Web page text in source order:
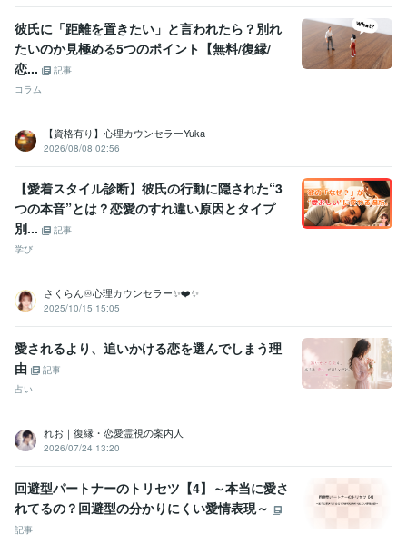
彼氏に「距離を置きたい」と言われたら？別れ
たいのか見極める5つのポイント【無料/復縁/
恋...
記事
コラム
【資格有り】心理カウンセラーYuka
2026/08/08 02:56
【愛着スタイル診断】彼氏の行動に隠された“3
つの本音”とは？恋愛のすれ違い原因とタイプ
別...
記事
学び
さくらん♾️心理カウンセラー✨❤️✨
2025/10/15 15:05
愛されるより、追いかける恋を選んでしまう理
由
記事
占い
れお｜復縁・恋愛霊視の案内人
2026/07/24 13:20
回避型パートナーのトリセツ【4】～本当に愛さ
れてるの？回避型の分かりにくい愛情表現～
記事